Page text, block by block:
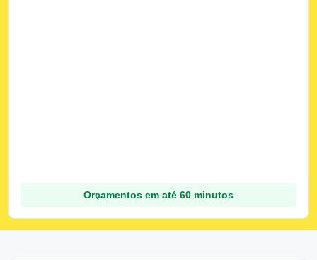
Orçamentos em até 60 minutos